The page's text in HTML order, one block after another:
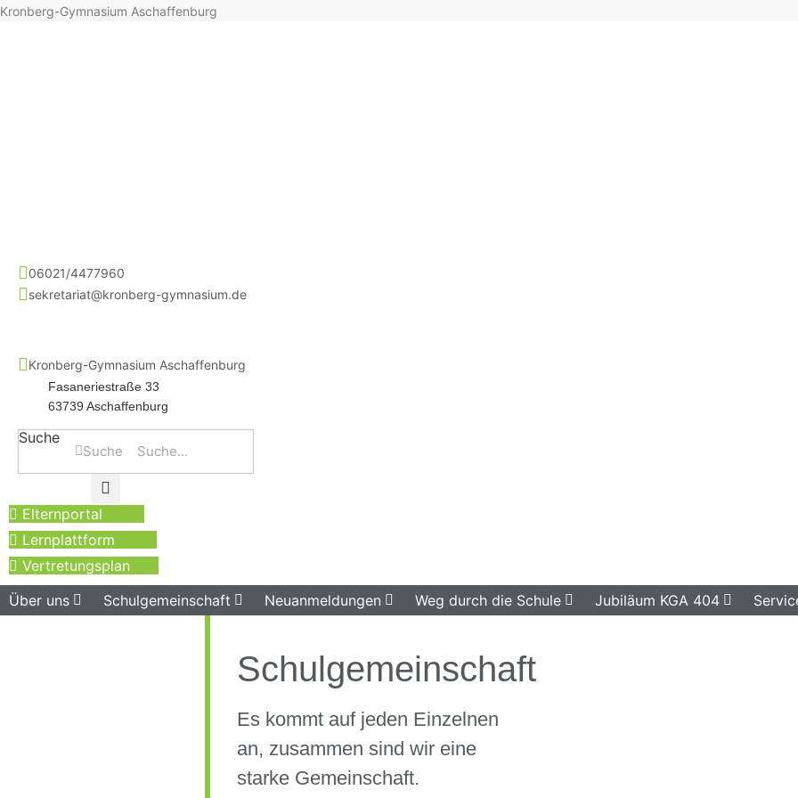
Kronberg-Gymnasium Aschaffenburg
06021/4477960
sekretariat@kronberg-gymnasium.de
Kronberg-Gymnasium Aschaffenburg
Fasaneriestraße 33
63739 Aschaffenburg
Suche
Suche
Elternportal
Lernplattform
Vertretungsplan
Über uns
Schulgemeinschaft Neuanmeldungen Weg durch die Schule Jubiläum KGA 404
Schulgemeinschaft
Es kommt auf jeden Einzelnen
an, zusammen sind wir eine
starke Gemeinschaft.